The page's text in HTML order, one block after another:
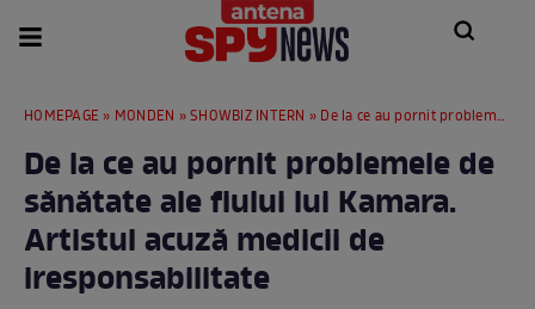
HOMEPAGE » MONDEN »SHOWBIZ INTERN » De la ce au pornit problemele de sănătate ale fiului lui Kamara. Artistul acuză medicii de iresponsabilitate
De la ce au pornit problemele de
sănătate ale fiului lui Kamara.
Artistul acuză medicii de
iresponsabilitate